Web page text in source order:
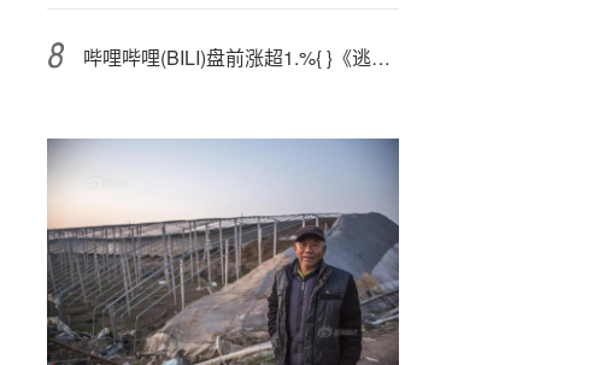
哔哩哔哩(BILI)盘前涨超1.%{ }《逃离鸭科夫》上市一周宣布销量突破100万